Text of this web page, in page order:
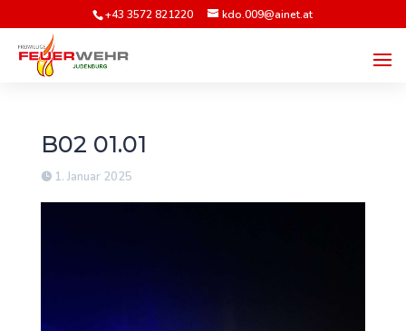
+43 3572 821220 kdo.009@ainet.at
B02 01.01
1. Januar 2025